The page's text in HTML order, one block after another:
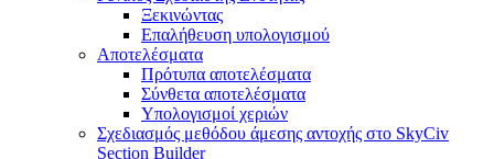
Ξεκινώντας
Επαλήθευση υπολογισμού
Αποτελέσματα
Πρότυπα αποτελέσματα
Σύνθετα αποτελέσματα
Υπολογισμοί χεριών
Σχεδιασμός μεθόδου άμεσης αντοχής στο SkyCiv
Section Builder